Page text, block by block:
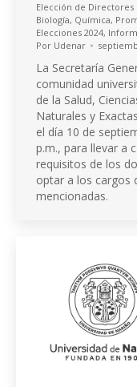
Elección de
Biología, Química,
Elecciones 2024,
Por Udenar
La Secretaría
comunidad
de la Salud,
Naturales y
el día 10 de
p.m., para llevar a
requisitos de los
optar a los cargos
mencionadas.